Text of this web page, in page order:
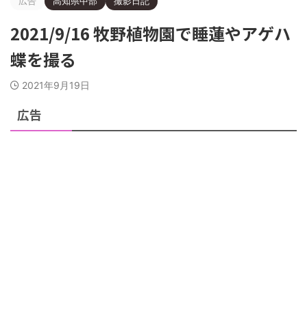
2021/9/16 牧野植物園で睡蓮やアゲハ
蝶を撮る
2021年9月19日
広告